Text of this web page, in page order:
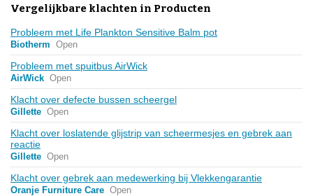
Vergelijkbare klachten in Producten
Probleem met Life Plankton Sensitive Balm pot
Biotherm Open
Probleem met spuitbus AirWick
AirWick Open
Klacht over defecte bussen scheergel
Gillette Open
Klacht over loslatende glijstrip van scheermesjes en gebrek aan
reactie
Gillette Open
Klacht over gebrek aan medewerking bij Vlekkengarantie
Oranje Furniture Care Open